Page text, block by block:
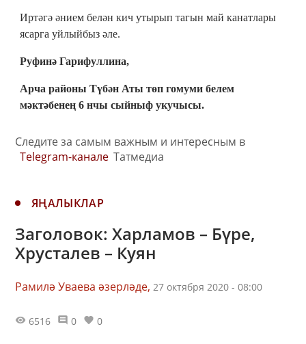
Иртәгә әнием белән кич утырып тагын май канатлары
ясарга уйлыйбыз әле.
Руфинә Гарифуллина,
Арча районы Түбән Аты төп гомуми белем
мәктәбенең 6 нчы сыйныф укучысы.
Следите за самым важным и интересным в
Telegram-канале Татмедиа
ЯҢАЛЫКЛАР
Заголовок: Харламов – Бүре,
Хрусталев – Куян
Рамилә Уваева әзерләде, 27 октября 2020 - 08:00
6516 0 0